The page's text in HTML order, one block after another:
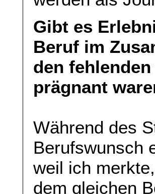
Gibt es
Beruf im
den
prägnant
Während des
Berufswunsch
weil ich
dem gleichen